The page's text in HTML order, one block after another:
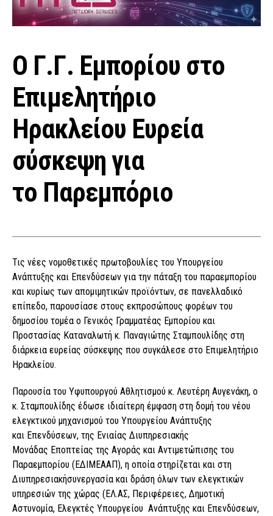
Ο Γ.Γ. Εμπορίου στο
Επιμελητήριο
Ηρακλείου Ευρεία
σύσκεψη για
το Παρεμπόριο
Τις νέες νομοθετικές πρωτοβουλίες του Υπουργείου
Ανάπτυξης και Επενδύσεων για την πάταξη του παραεμπορίου
και κυρίως των απομιμητικών προϊόντων, σε πανελλαδικό
επίπεδο, παρουσίασε στους εκπροσώπους φορέων του
δημοσίου τομέα ο Γενικός Γραμματέας Εμπορίου και
Προστασίας Καταναλωτή κ. Παναγιώτης Σταμπουλίδης στη
διάρκεια ευρείας σύσκεψης που συγκάλεσε στο Επιμελητήριο
Ηρακλείου.
Παρουσία του Υφυπουργού Αθλητισμού κ. Λευτέρη Αυγενάκη, ο
κ. Σταμπουλίδης έδωσε ιδιαίτερη έμφαση στη δομή του νέου
ελεγκτικού μηχανισμού του Υπουργείου Ανάπτυξης
και Επενδύσεων, της Ενιαίας Διυπηρεσιακής
Μονάδας Εποπτείας της Αγοράς και Αντιμετώπισης του
Παραεμπορίου (ΕΔΙΜΕΑΑΠ), η οποία στηρίζεται και στη
Διυπηρεσιακήσυνεργασία και δράση όλων των ελεγκτικών
υπηρεσιών της χώρας (ΕΛ.ΑΣ, Περιφέρειες, Δημοτική
Αστυνομία, Ελεγκτές Υπουργείου Ανάπτυξης και Επενδύσεων,